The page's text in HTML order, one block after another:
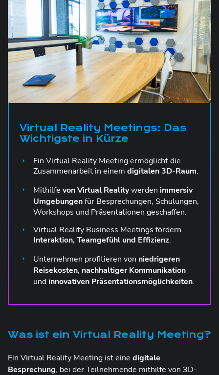
Virtual Reality Meetings: Das
Wichtigste in Kürze
Ein Virtual Reality Meeting ermöglicht die
Zusammenarbeit in einem digitalen 3D-Raum.
Mithilfe von Virtual Realitywerden immersiv
Umgebungenfür Besprechungen, Schulungen,
Workshops und Präsentationen geschaffen.
Virtual Reality Business Meetings fördern
Interaktion, Teamgefühl und Effizienz.
Unternehmen profitieren von niedrigeren
Reisekosten, nachhaltiger Kommunikation
und innovativen Präsentationsmöglichkeiten.
Was ist ein Virtual Reality Meeting?
Ein Virtual Reality Meeting ist eine digitale
Besprechung, bei der Teilnehmende mithilfe von 3D-